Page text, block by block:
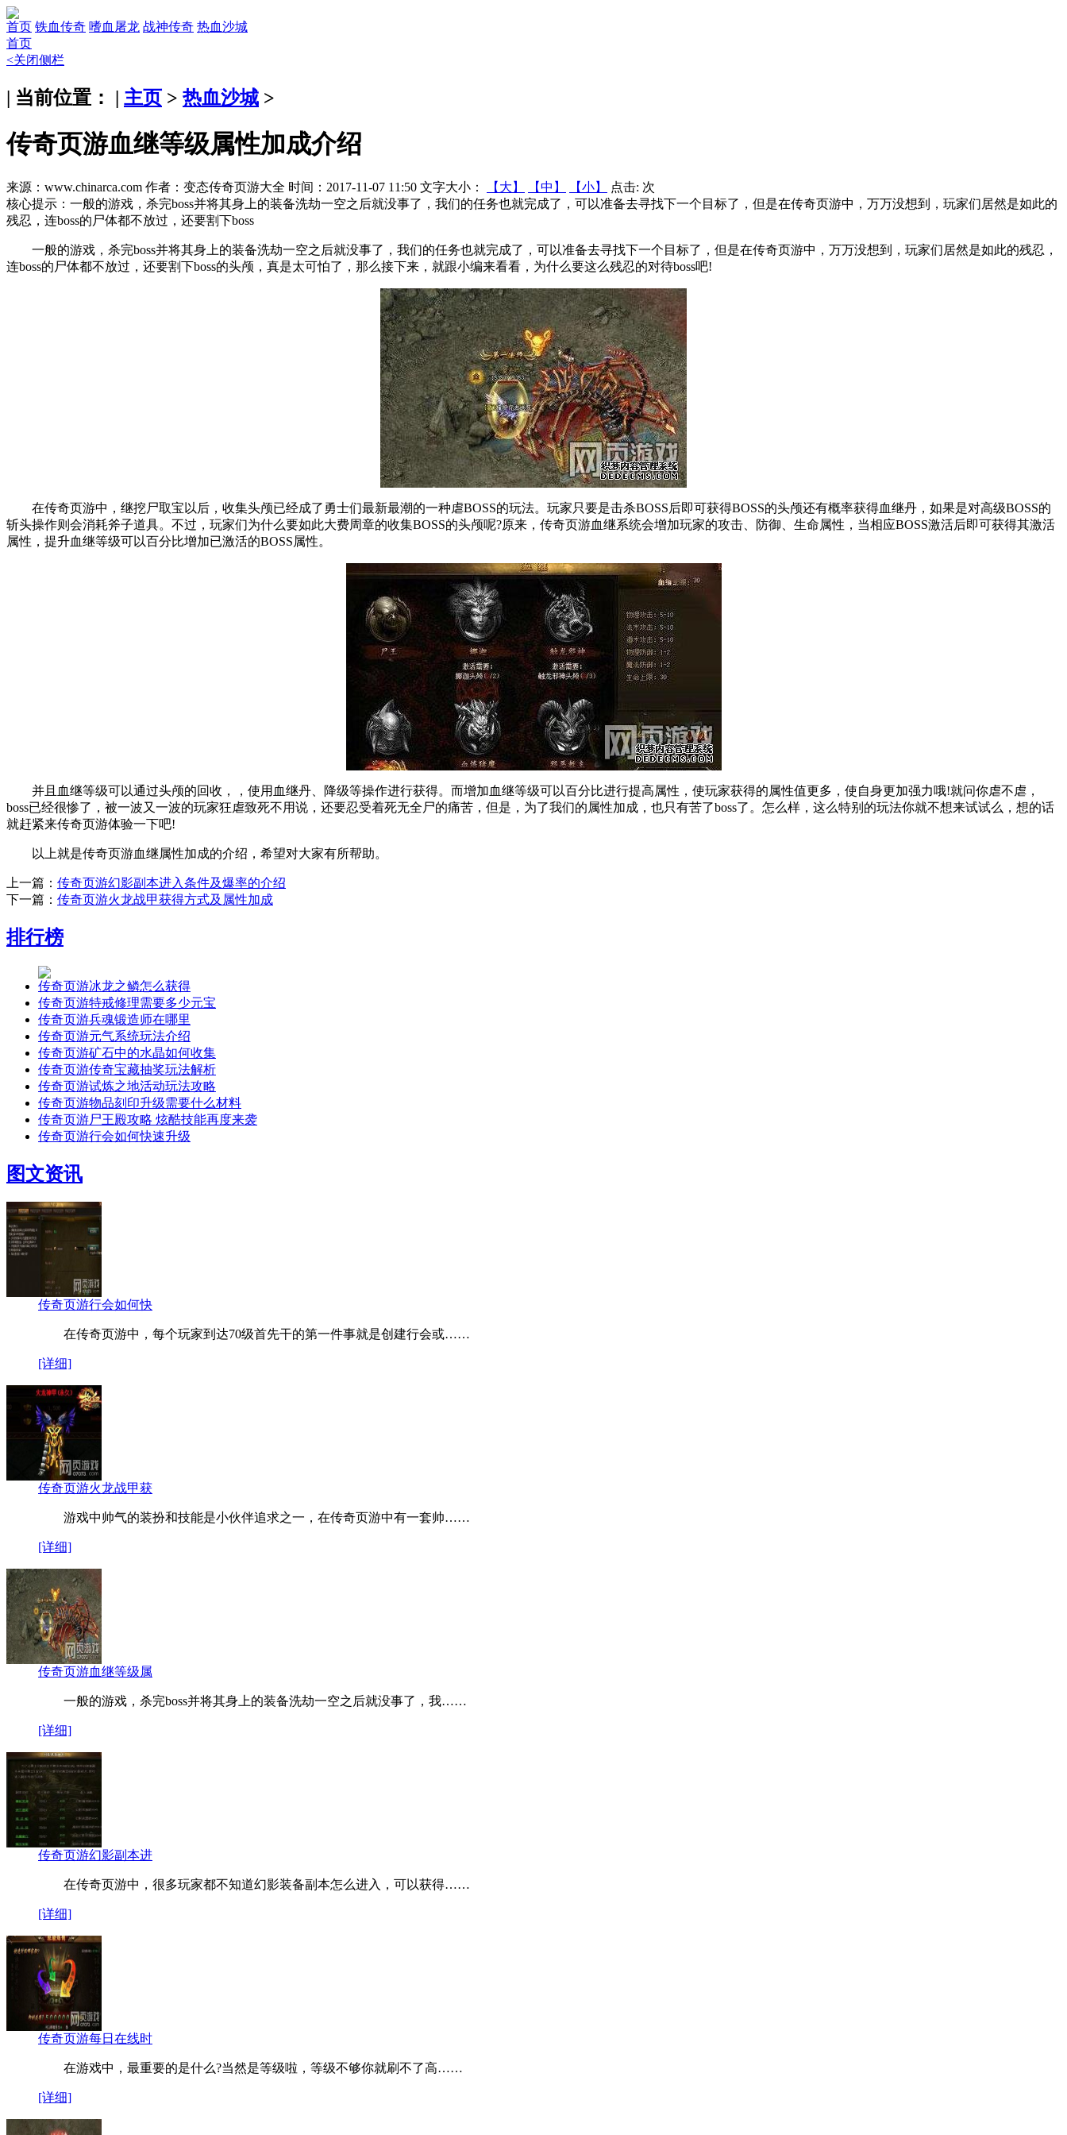
首页 铁血传奇 嗜血屠龙 战神传奇 热血沙城
首页
<关闭侧栏
| 当前位置： | 主页 > 热血沙城 >
传奇页游血继等级属性加成介绍
来源：www.chinarca.com 作者：变态传奇页游大全 时间：2017-11-07 11:50 文字大小： 【大】 【中】 【小】 点击: 次
核心提示： 一般的游戏，杀完boss并将其身上的装备洗劫一空之后就没事了，我们的任务也就完成了，可以准备去寻找下一个目标了，但是在传奇页游中，万万没想到，玩家们居然是如此的
残忍，连boss的尸体都不放过，还要割下boss
一般的游戏，杀完boss并将其身上的装备洗劫一空之后就没事了，我们的任务也就完成了，可以准备去寻找下一个目标了，但是在传奇页游中，万万没想到，玩家们居然是如此的残忍，
连boss的尸体都不放过，还要割下boss的头颅，真是太可怕了，那么接下来，就跟小编来看看，为什么要这么残忍的对待boss吧!
在传奇页游中，继挖尸取宝以后，收集头颅已经成了勇士们最新最潮的一种虐BOSS的玩法。玩家只要是击杀BOSS后即可获得BOSS的头颅还有概率获得血继丹，如果是对高级BOSS的
斩头操作则会消耗斧子道具。不过，玩家们为什么要如此大费周章的收集BOSS的头颅呢?原来，传奇页游血继系统会增加玩家的攻击、防御、生命属性，当相应BOSS激活后即可获得其激活
属性，提升血继等级可以百分比增加已激活的BOSS属性。
并且血继等级可以通过头颅的回收，，使用血继丹、降级等操作进行获得。而增加血继等级可以百分比进行提高属性，使玩家获得的属性值更多，使自身更加强力哦!就问你虐不虐，
boss已经很惨了，被一波又一波的玩家狂虐致死不用说，还要忍受着死无全尸的痛苦，但是，为了我们的属性加成，也只有苦了boss了。怎么样，这么特别的玩法你就不想来试试么，想的话
就赶紧来传奇页游体验一下吧!
以上就是传奇页游血继属性加成的介绍，希望对大家有所帮助。
上一篇： 传奇页游幻影副本进入条件及爆率的介绍
下一篇： 传奇页游火龙战甲获得方式及属性加成
排行榜
传奇页游冰龙之鳞怎么获得
传奇页游特戒修理需要多少元宝
传奇页游兵魂锻造师在哪里
传奇页游元气系统玩法介绍
传奇页游矿石中的水晶如何收集
传奇页游传奇宝藏抽奖玩法解析
传奇页游试炼之地活动玩法攻略
传奇页游物品刻印升级需要什么材料
传奇页游尸王殿攻略 炫酷技能再度来袭
传奇页游行会如何快速升级
图文资讯
传奇页游行会如何快
在传奇页游中，每个玩家到达70级首先干的第一件事就是创建行会或……
[详细]
传奇页游火龙战甲获
游戏中帅气的装扮和技能是小伙伴追求之一，在传奇页游中有一套帅……
[详细]
传奇页游血继等级属
一般的游戏，杀完boss并将其身上的装备洗劫一空之后就没事了，我……
[详细]
传奇页游幻影副本进
在传奇页游中，很多玩家都不知道幻影装备副本怎么进入，可以获得……
[详细]
传奇页游每日在线时
在游戏中，最重要的是什么?当然是等级啦，等级不够你就刷不了高……
[详细]